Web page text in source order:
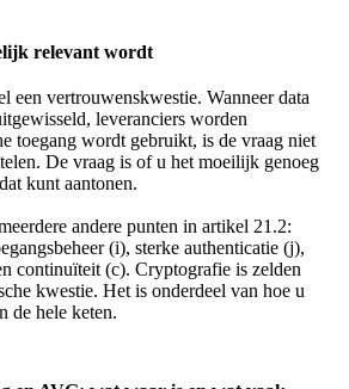
relevant wordt
een vertrouwenskwestie. Wanneer data
leveranciers worden
toegang wordt gebruikt, is de vraag niet
De vraag is of u het moeilijk genoeg
kunt aantonen.
andere punten in artikel 21.2:
(i), sterke authenticatie (j),
continuïteit (c). Cryptografie is zelden
kwestie. Het is onderdeel van hoe u
de hele keten.